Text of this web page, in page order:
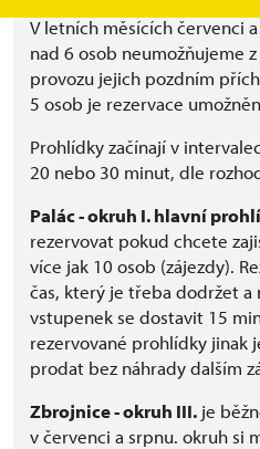
V letních měsících červenci
nad 6 osob neumožňujeme
provozu jejich pozdním
5 osob je rezervace
Prohlídky začínají v
20 nebo 30 minut, dle
Palác - okruh I. hlavní
rezervovat pokud chcete
více jak 10 osob (zájezdy).
čas, který je třeba dodržet a
vstupenek se dostavit 15
rezervované prohlídky jinak
prodat bez náhrady dalším
Zbrojnice - okruh III. je
v červenci a srpnu. okruh si